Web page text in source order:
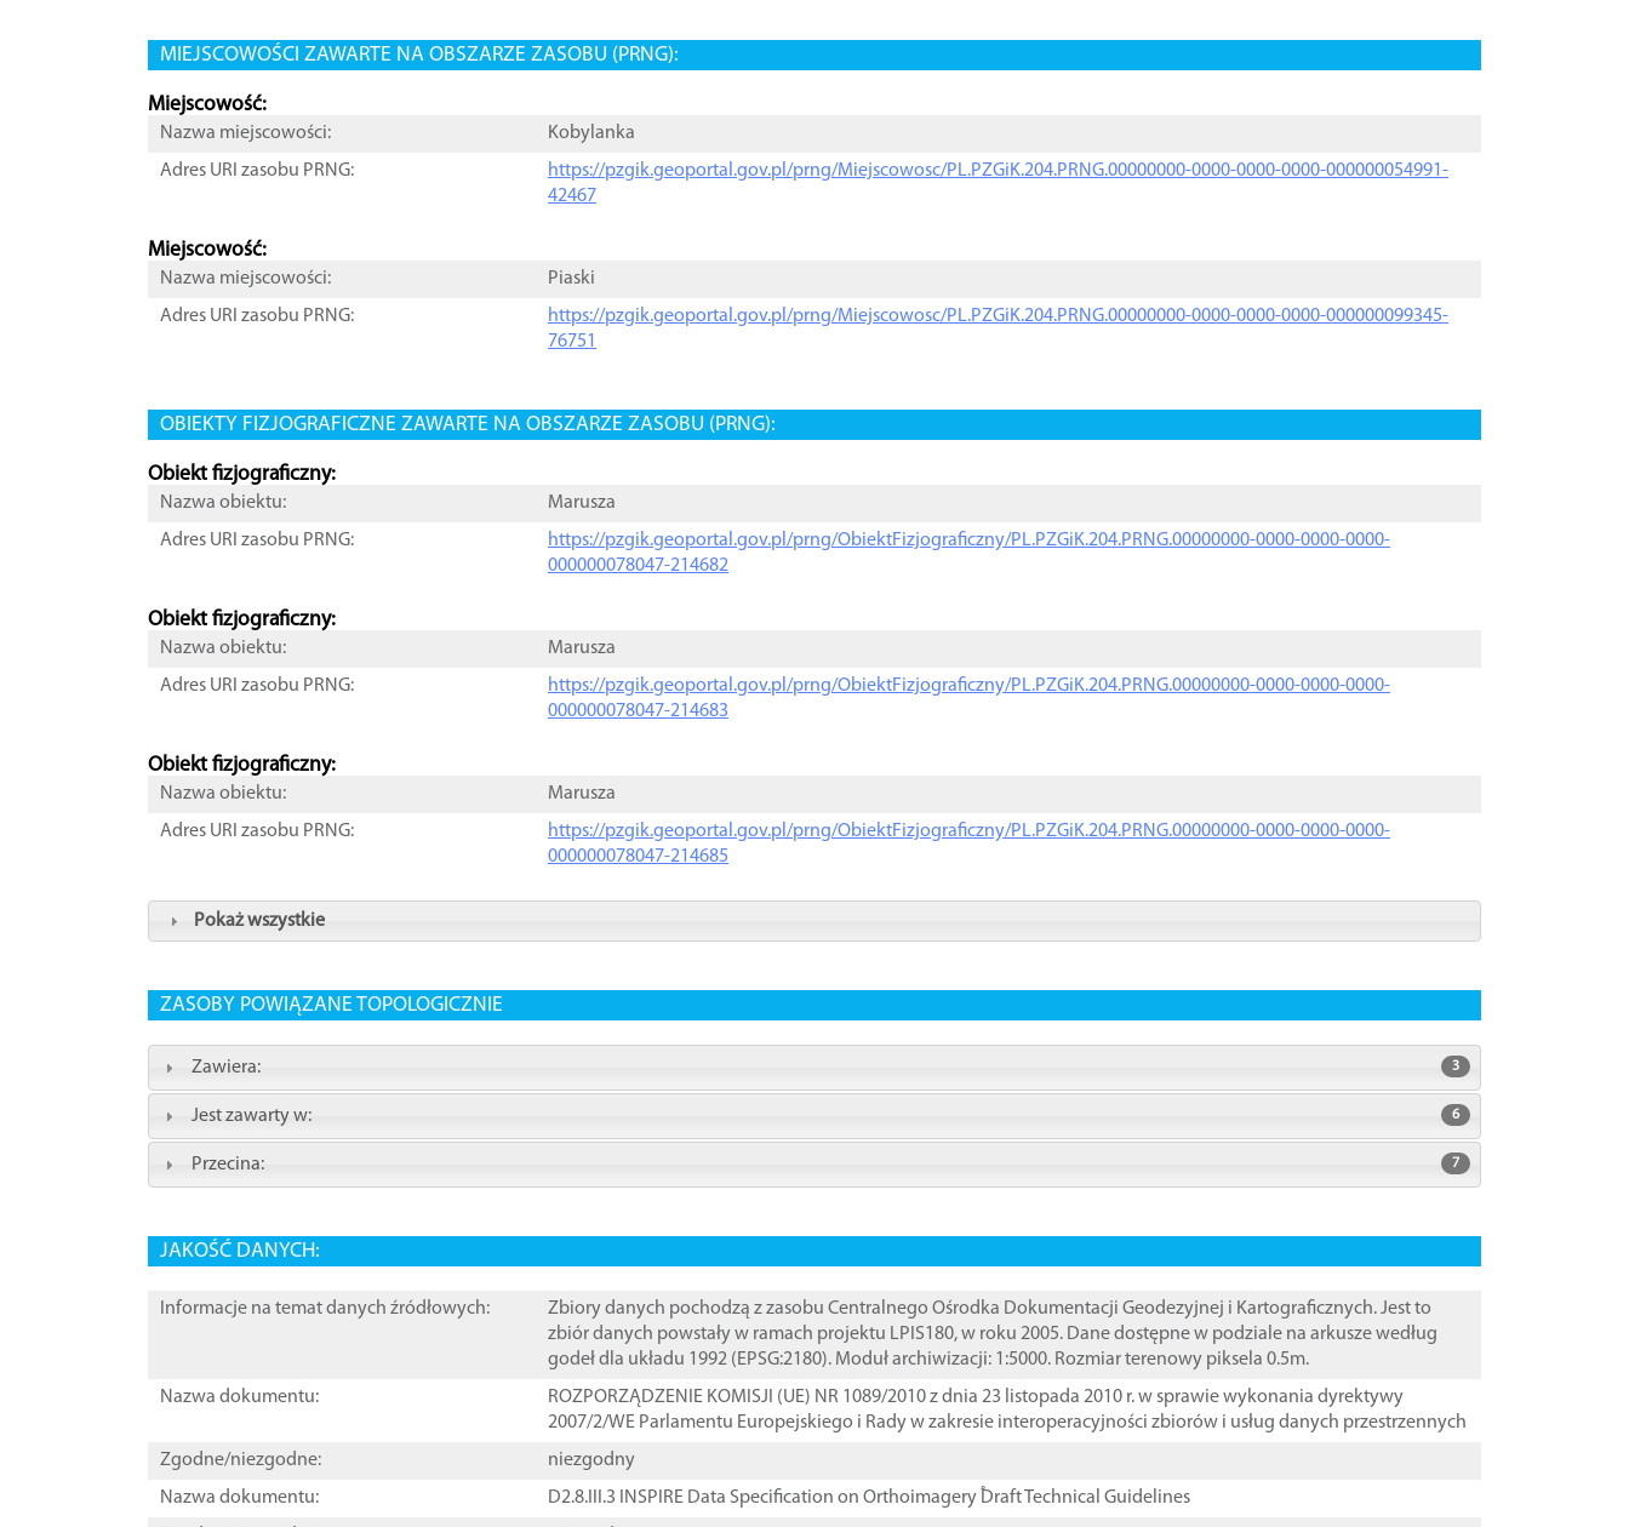
MIEJSCOWOŚCI ZAWARTE NA OBSZARZE ZASOBU (PRNG):
Miejscowość:
Nazwa miejscowości:
Kobylanka
Adres URI zasobu PRNG:
https://pzgik.geoportal.gov.pl/prng/Miejscowosc/PL.PZGiK.204.PRNG.00000000-0000-0000-0000-000000054991-
42467
Miejscowość:
Nazwa miejscowości:
Piaski
Adres URI zasobu PRNG:
https://pzgik.geoportal.gov.pl/prng/Miejscowosc/PL.PZGiK.204.PRNG.00000000-0000-0000-0000-000000099345-
76751
OBIEKTY FIZJOGRAFICZNE ZAWARTE NA OBSZARZE ZASOBU (PRNG):
Obiekt fizjograficzny:
Nazwa obiektu:
Marusza
Adres URI zasobu PRNG:
https://pzgik.geoportal.gov.pl/prng/ObiektFizjograficzny/PL.PZGiK.204.PRNG.00000000-0000-0000-0000-
000000078047-214682
Obiekt fizjograficzny:
Nazwa obiektu:
Marusza
Adres URI zasobu PRNG:
https://pzgik.geoportal.gov.pl/prng/ObiektFizjograficzny/PL.PZGiK.204.PRNG.00000000-0000-0000-0000-
000000078047-214683
Obiekt fizjograficzny:
Nazwa obiektu:
Marusza
Adres URI zasobu PRNG:
https://pzgik.geoportal.gov.pl/prng/ObiektFizjograficzny/PL.PZGiK.204.PRNG.00000000-0000-0000-0000-
000000078047-214685
Pokaż wszystkie
ZASOBY POWIĄZANE TOPOLOGICZNIE
Zawiera: 3
Jest zawarty w: 6
Przecina: 7
JAKOŚĆ DANYCH:
Informacje na temat danych źródłowych:
Zbiory danych pochodzą z zasobu Centralnego Ośrodka Dokumentacji Geodezyjnej i Kartograficznych. Jest to
zbiór danych powstały w ramach projektu LPIS180, w roku 2005. Dane dostępne w podziale na arkusze według
godeł dla układu 1992 (EPSG:2180). Moduł archiwizacji: 1:5000. Rozmiar terenowy piksela 0.5m.
Nazwa dokumentu:
ROZPORZĄDZENIE KOMISJI (UE) NR 1089/2010 z dnia 23 listopada 2010 r. w sprawie wykonania dyrektywy
2007/2/WE Parlamentu Europejskiego i Rady w zakresie interoperacyjności zbiorów i usług danych przestrzennych
Zgodne/niezgodne:
niezgodny
Nazwa dokumentu:
D2.8.III.3 INSPIRE Data Specification on Orthoimagery ֠Draft Technical Guidelines